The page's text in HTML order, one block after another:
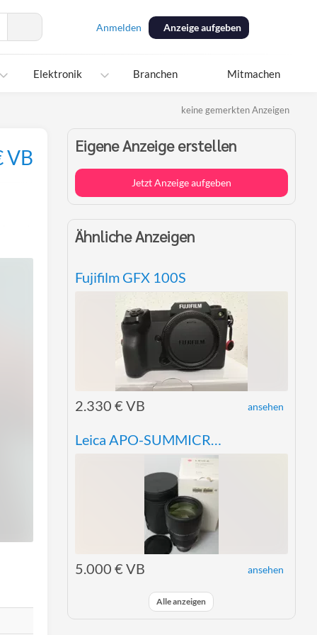
Anmelden Anzeige aufgeben
Elektronik Branchen Mitmachen
keine gemerkten Anzeigen
Eigene Anzeige erstellen
Jetzt Anzeige aufgeben
Ähnliche Anzeigen
Fujifilm GFX 100S
2.330 € VB ansehen
Leica APO-SUMMICRON R 180mm
5.000 € VB ansehen
Alle anzeigen
VB